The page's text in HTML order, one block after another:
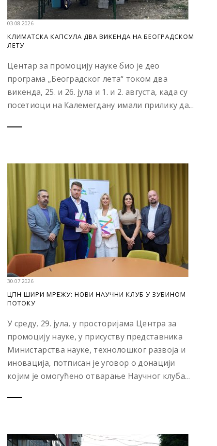
03.08.2026
КЛИМАТСКА КАПСУЛА ДВА ВИКЕНДА НА БЕОГРАДСКОМ
ЛЕТУ
Центар за промоцију науке био је део
програма „Београдског лета“ током два
викенда, 25. и 26. јула и 1. и 2. августа, када су
посетиоци на Калемегдану имали прилику да...
30.07.2026
ЦПН ШИРИ МРЕЖУ: НОВИ НАУЧНИ КЛУБ У ЗУБИНОМ
ПОТОКУ
У среду, 29. јула, у просторијама Центра за
промоцију науке, у присуству представника
Министарства науке, технолошког развоја и
иновација, потписан је уговор о донацији
којим је омогућено отварање Научног клуба...